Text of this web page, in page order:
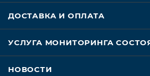
ДОСТАВКА И ОПЛАТА
УСЛУГА МОНИТОРИНГА
НОВОСТИ